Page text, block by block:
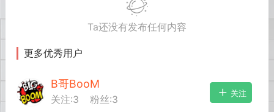
攻略教程
02-10 15:45
电脑端 其他&工具
卖挂
禁止发布联机可用的作弊模组，
Ta还没有发布任何内容
更多优秀用户
B哥BooM
关注:3 粉丝:3
关注